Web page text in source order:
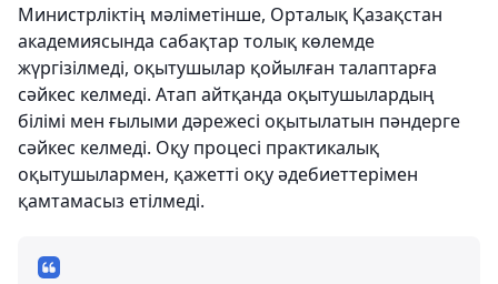
Министрліктің мәліметінше, Орталық Қазақстан
академиясында сабақтар толық көлемде
жүргізілмеді, оқытушылар қойылған талаптарға
сәйкес келмеді. Атап айтқанда оқытушылардың
білімі мен ғылыми дәрежесі оқытылатын пәндерге
сәйкес келмеді. Оқу процесі практикалық
оқытушылармен, қажетті оқу әдебиеттерімен
қамтамасыз етілмеді.